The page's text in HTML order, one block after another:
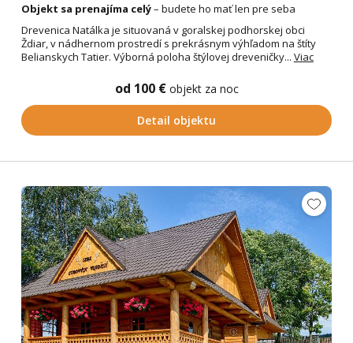
Objekt sa prenajíma celý– budete ho mať len pre seba
Drevenica Natálka je situovaná v goralskej podhorskej obci
Ždiar, v nádhernom prostredí s prekrásnym výhľadom na štíty
Belianskych Tatier. Výborná poloha štýlovej dreveničky... Viac
od 100 € objekt za noc
Detail objektu